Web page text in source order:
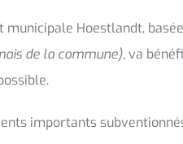
municipale Hoestlandt,
de la commune),va
importants